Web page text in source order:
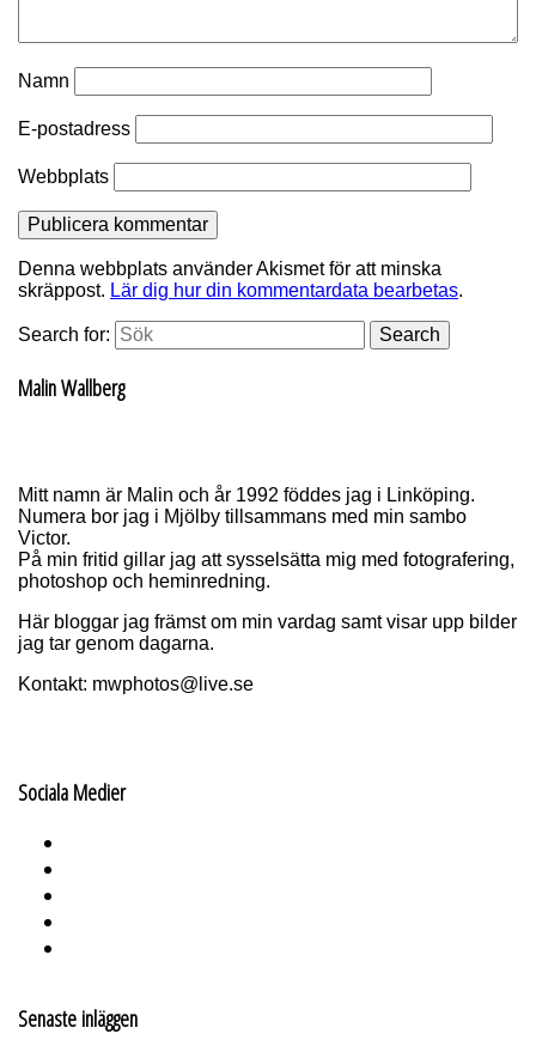
Namn
E-postadress
Webbplats
Denna webbplats använder Akismet för att minska
skräppost. Lär dig hur din kommentardata bearbetas.
Search for: Search
Malin Wallberg
Mitt namn är Malin och år 1992 föddes jag i Linköping.
Numera bor jag i Mjölby tillsammans med min sambo
Victor.
På min fritid gillar jag att sysselsätta mig med fotografering,
photoshop och heminredning.
Här bloggar jag främst om min vardag samt visar upp bilder
jag tar genom dagarna.
Kontakt: mwphotos@live.se
Sociala Medier
Senaste inläggen